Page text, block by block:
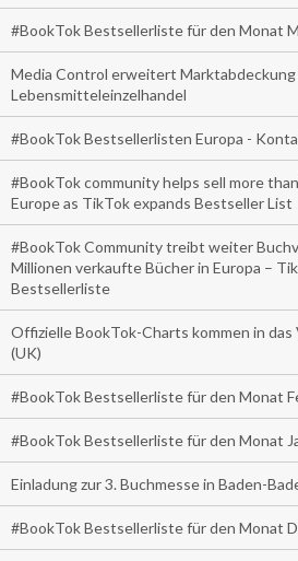
#BookTok Bestsellerliste für den Monat
Media Control erweitert Marktabdeckung
Lebensmitteleinzelhandel
#BookTok Bestsellerlisten Europa -
#BookTok community helps sell more
Europe as TikTok expands Bestseller List
#BookTok Community treibt weiter
Millionen verkaufte Bücher in Europa –
Bestsellerliste
Offizielle BookTok-Charts kommen in
(UK)
#BookTok Bestsellerliste für den Monat
#BookTok Bestsellerliste für den Monat
Einladung zur 3. Buchmesse in Baden-
#BookTok Bestsellerliste für den Monat